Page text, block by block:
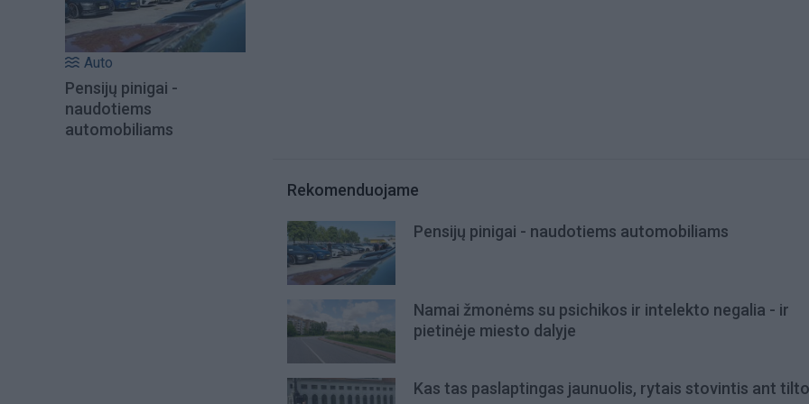
Auto
Pensijų pinigai -
naudotiems
automobiliams
Rekomenduojame
Pensijų pinigai - naudotiems automobiliams
Namai žmonėms su psichikos ir intelekto negalia - ir
pietinėje miesto dalyje
Kas tas paslaptingas jaunuolis, rytais stovintis ant